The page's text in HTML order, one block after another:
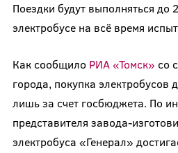
Поездки будут выполняться до
электробусе на всё время
Как сообщило РИА «Томск» со
города, покупка электробусов
лишь за счет госбюджета. По
представителя завода-
электробуса «Генерал»